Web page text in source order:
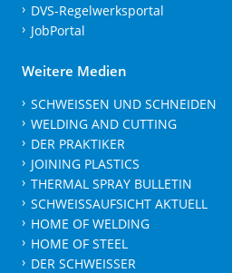
DVS-Regelwerksportal
JobPortal
Weitere Medien
SCHWEISSEN UND SCHNEIDEN
WELDING AND CUTTING
DER PRAKTIKER
JOINING PLASTICS
THERMAL SPRAY BULLETIN
SCHWEISSAUFSICHT AKTUELL
HOME OF WELDING
HOME OF STEEL
DER SCHWEISSER